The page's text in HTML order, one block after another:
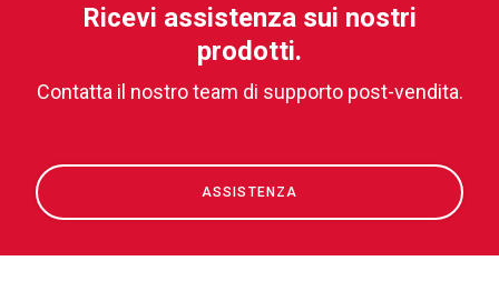
Ricevi assistenza sui nostri
prodotti.
Contatta il nostro team di supporto post-vendita.
ASSISTENZA